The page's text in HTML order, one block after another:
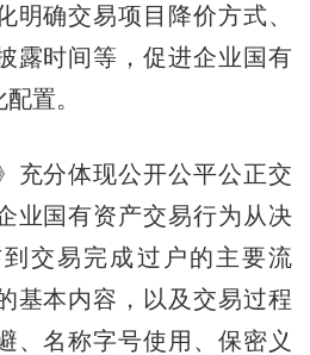
明确交易项目降价方式、
露时间等，促进企业国有
置。
分体现公开公平公正交
业国有资产交易行为从决
交易完成过户的主要流
基本内容，以及交易过程
、名称字号使用、保密义